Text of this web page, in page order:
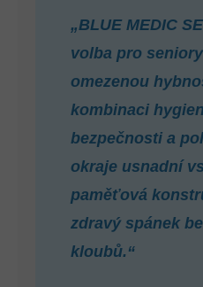
„BLUE MEDIC
volba pro
omezenou
kombinaci
bezpečnosti a
okraje usnadní
paměťová
zdravý spánek
kloubů.“